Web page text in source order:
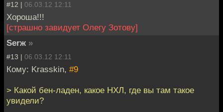
#12 | 06.03.12 12:11
Хороша!!!
[страшно завидует Олегу Зотову]
Serж »
#13 | 06.03.12 12:11
Кому: Krasskin, #9
> Какой бен-ладен, какое НХЛ, где вы там такое
увидели?